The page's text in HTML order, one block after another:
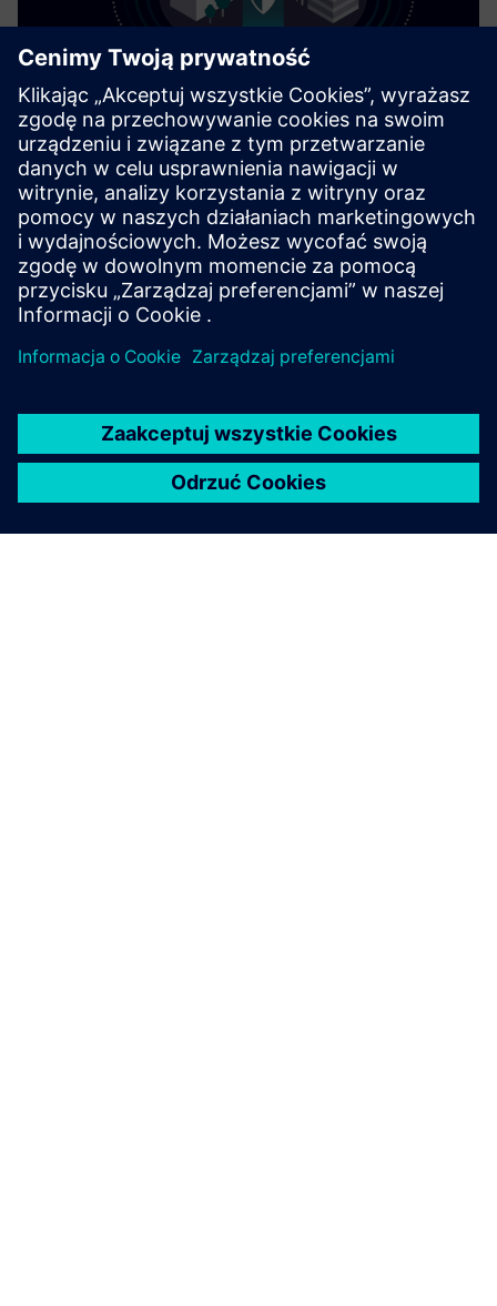
Cybersecurity dla przemysłu
Informacje o
bezpieczeństwie
Aby chronić zakłady, systemy, maszyny i sieci przed
utrzymywanie — całościowej, najnowocześniejszej
rozwiązania Siemens stanowią tylko jeden element takiej
koncepcji. Aby uzyskać więcej informacji na temat
bezpieczeństwa przemysłowego, odwiedź stronę.
Dowiedz się więcej